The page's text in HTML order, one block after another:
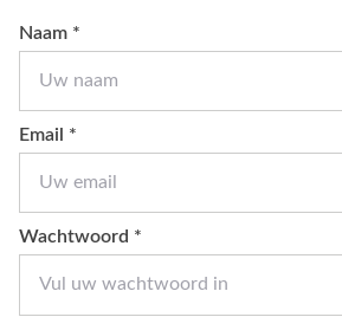
Naam *
Email *
Wachtwoord *